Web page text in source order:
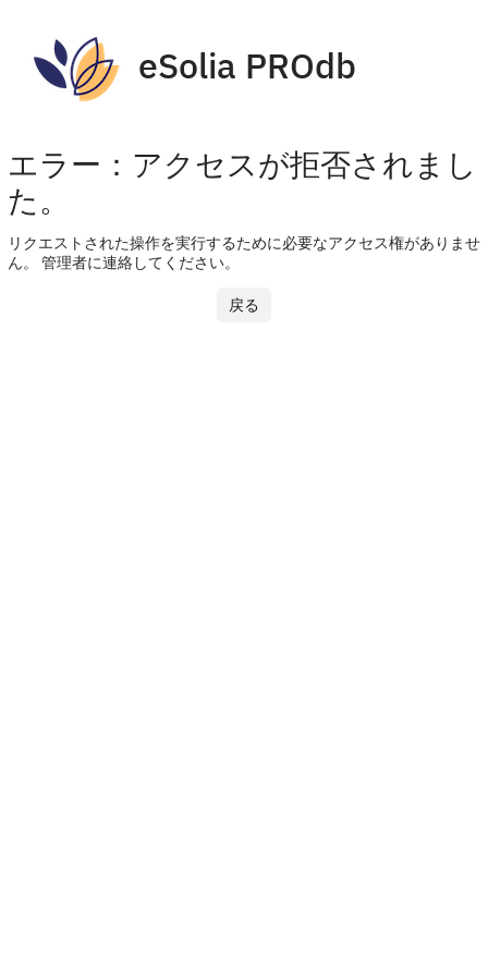
eSolia PROdb
エラー：アクセスが拒否されまし
た。
リクエストされた操作を実行するために必要なアクセス権がありませ
ん。 管理者に連絡してください。
戻る